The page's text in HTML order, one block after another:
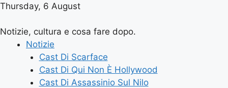
Thursday, 6 August
Notizie, cultura e cosa fare dopo.
Notizie
Cast Di Scarface
Cast Di Qui Non È Hollywood
Cast Di Assassinio Sul Nilo